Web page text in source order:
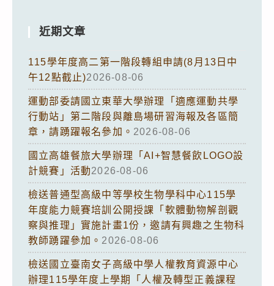
近期文章
115學年度高二第一階段轉組申請(8月13日中
午12點截止)2026-08-06
運動部委請國立東華大學辦理「適應運動共學
行動站」第二階段與離島場研習海報及各區簡
章，請踴躍報名參加。 2026-08-06
國立高雄餐旅大學辦理「AI+智慧餐飲LOGO設
計競賽」活動2026-08-06
檢送普通型高級中等學校生物學科中心115學
年度能力競賽培訓公開授課「軟體動物解剖觀
察與推理」實施計畫1份，邀請有興趣之生物科
教師踴躍參加。 2026-08-06
檢送國立臺南女子高級中學人權教育資源中心
辦理115學年度上學期「人權及轉型正義課程